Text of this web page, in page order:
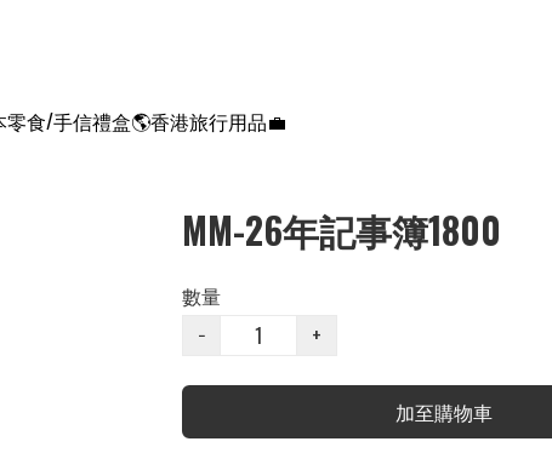
零食/手信禮盒🌎香港旅行用品💼
MM-26年記事簿1800
數量
−
+
加至購物車